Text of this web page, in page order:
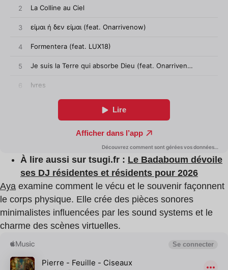
À lire aussi sur tsugi.fr : Le Badaboum dévoile
ses DJ résidentes et résidents pour 2026
Aya examine comment le vécu et le souvenir façonnent
le corps physique. Elle crée des pièces sonores
minimalistes influencées par les sound systems et le
charme des scènes virtuelles.